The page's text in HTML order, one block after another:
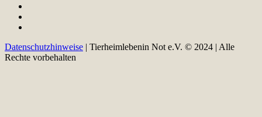
Datenschutzhinweise | Tierheimlebenin Not e.V. © 2024 | Alle
Rechte vorbehalten